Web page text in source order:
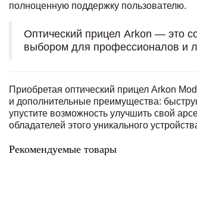
полноценную поддержку пользователю.
Оптический прицел Arkon — это
выбором для профессионалов и
Приобретая оптический прицел Arkon
и дополнительные преимущества:
упустите возможность улучшить свой
обладателей этого уникального
Рекомендуемые товары